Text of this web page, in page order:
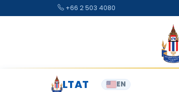
+66 2 503 4080
LTAT EN